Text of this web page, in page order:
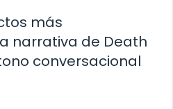
más
narrativa de Death
conversacional